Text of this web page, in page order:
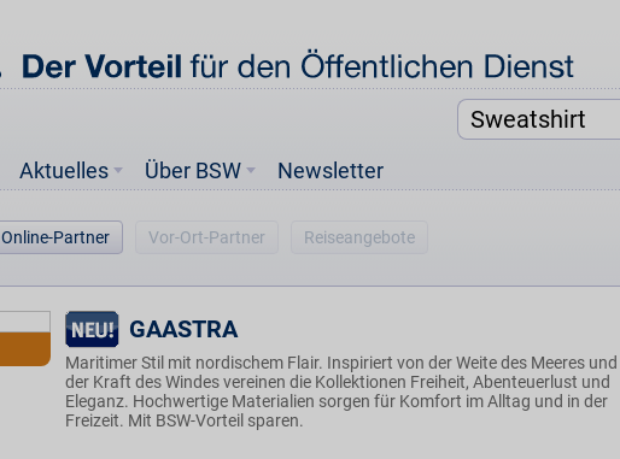
Aktuelles Über BSW Newsletter
Online-Partner Vor-Ort-Partner Reiseangebote
GAASTRA
Maritimer Stil mit nordischem Flair. Inspiriert von der Weite des Meeres und
der Kraft des Windes vereinen die Kollektionen Freiheit, Abenteuerlust und
Eleganz. Hochwertige Materialien sorgen für Komfort im Alltag und in der
Freizeit. Mit BSW-Vorteil sparen.